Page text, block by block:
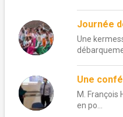
Journée
Une
Une
M. François
en po...